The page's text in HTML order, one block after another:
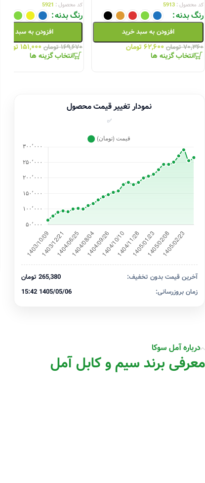
کد محصول : 5913
رنگ بدنه
افزودن به سبد خرید
۷۰,۳۶۰ تومان ۶۲,۶۰۰تومان
انتخاب گزینه ها
کد محصول : 5921
رنگ بدنه
افزودن به سبد خرید
۱۶۹,۶۷۰ تومان ۱۵۱,۰۰۰ تومان
انتخاب گزینه ها
نمودار تغییر قیمت محصول
✅
آخرین قیمت بدون تخفیف:
265,380 تومان
زمان بروزرسانی:
1405/05/06 15:42
درباره آمل سوکا
معرفی برند سیم و کابل آمل